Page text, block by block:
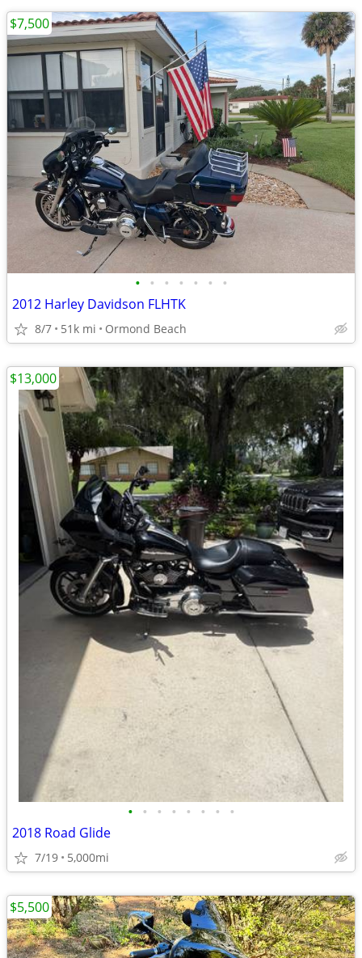
• • • • • • •
2012 Harley Davidson FLHTK
8/7 51k mi Ormond Beach
$7,500
• • • • • • • •
2018 Road Glide
7/19 5,000mi
$13,000
$5,500